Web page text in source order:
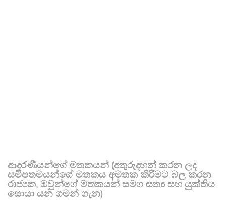
ආදරණීයන්ගේ මතකයන් (අතුරුදහන් කරන ලද
සමීපතමයන්ගේ මතකය අමතක කිරීමට බල කරන
රාජ්‍යක, ඔවුන්ගේ මතකයන් සමග සත්‍ය සහ යුක්තිය
සොයා යන ගමන් ගැන)